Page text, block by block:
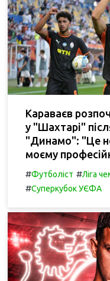
Караваєв
у "Шахтарі"
"Динамо": "Це
моєму
#Футболіст #Ліга
#Суперкубок УЄФА